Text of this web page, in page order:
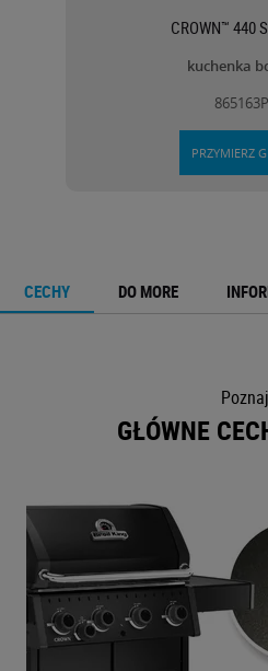
CROWN™ 440
kuchenka
PRZYMIERZ
CECHY DO MORE
Poznaj
GŁÓWNE